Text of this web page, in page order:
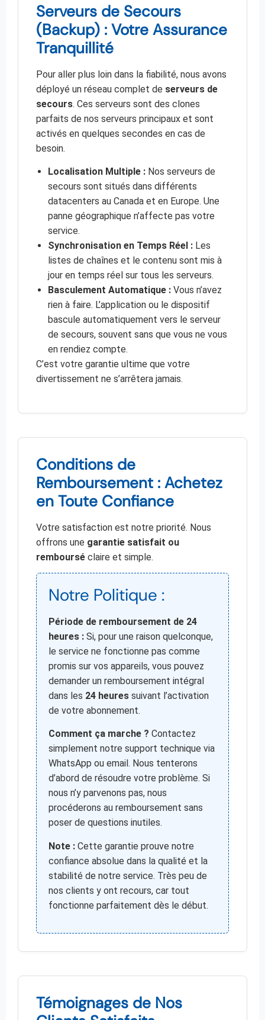
Serveurs de Secours
(Backup) : Votre Assurance
Tranquillité
Pour aller plus loin dans la fiabilité, nous avons
déployé un réseau complet de serveurs de
secours. Ces serveurs sont des clones
parfaits de nos serveurs principaux et sont
activés en quelques secondes en cas de
besoin.
Localisation Multiple : Nos serveurs de
secours sont situés dans différents
datacenters au Canada et en Europe. Une
panne géographique n’affecte pas votre
service.
Synchronisation en Temps Réel : Les
listes de chaînes et le contenu sont mis à
jour en temps réel sur tous les serveurs.
Basculement Automatique : Vous n’avez
rien à faire. L’application ou le dispositif
bascule automatiquement vers le serveur
de secours, souvent sans que vous ne vous
en rendiez compte.
C’est votre garantie ultime que votre
divertissement ne s’arrêtera jamais.
Conditions de
Remboursement : Achetez
en Toute Confiance
Votre satisfaction est notre priorité. Nous
offrons une garantie satisfait ou
remboursé claire et simple.
Notre Politique :
Période de remboursement de 24
heures : Si, pour une raison quelconque,
le service ne fonctionne pas comme
promis sur vos appareils, vous pouvez
demander un remboursement intégral
dans les 24 heures suivant l’activation
de votre abonnement.
Comment ça marche ? Contactez
simplement notre support technique via
WhatsApp ou email. Nous tenterons
d’abord de résoudre votre problème. Si
nous n’y parvenons pas, nous
procéderons au remboursement sans
poser de questions inutiles.
Note : Cette garantie prouve notre
confiance absolue dans la qualité et la
stabilité de notre service. Très peu de
nos clients y ont recours, car tout
fonctionne parfaitement dès le début.
Témoignages de Nos